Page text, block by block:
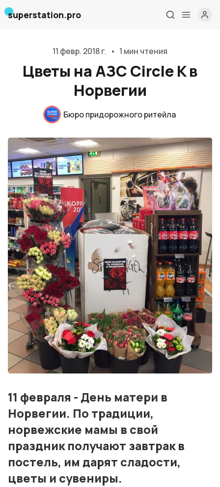
О нас
Дизайн и проектирование
Консалтинг и обучение
Блог
Контакты
Лучшие АЗС мира
Видео
Подписка
Условия использования материалов
superstation.pro
11 февр. 2018 г. • 1 мин чтения
Цветы на АЗС Circle K в
Норвегии
Бюро придорожного ритейла
11 февраля - День матери в
Норвегии. По традиции,
норвежские мамы в свой
праздник получают завтрак в
постель, им дарят сладости,
цветы и сувениры.